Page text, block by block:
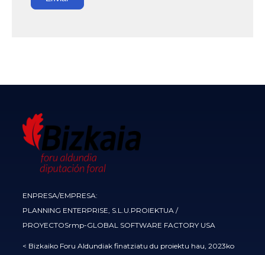
ENPRESA/EMPRESA:
PLANNING ENTERPRISE, S.L.U.PROIEKTUA /
PROYECTOSrmp-GLOBAL SOFTWARE FACTORY USA
< Bizkaiko Foru Aldundiak finatziatu du proiektu hau, 2023ko